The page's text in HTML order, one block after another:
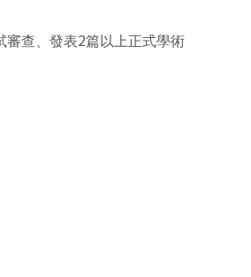
審查、發表2篇以上正式學術